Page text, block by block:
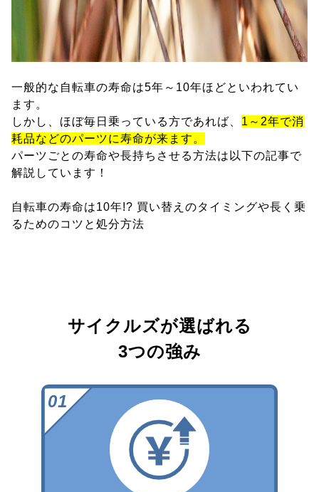
一般的な自転車の寿命は5年～10年ほどといわれてい
ます。
しかし、ほぼ毎日乗っている方であれば、 1～2年で消
耗品などのパーツに寿命が来ます。
パーツごとの寿命や長持ちさせる方法は以下の記事で
解説しています！
自転車の寿命は10年!? 買い替えのタイミングや長く乗
るためのコツと処分方法
サイクルズが選ばれる
3つの強み